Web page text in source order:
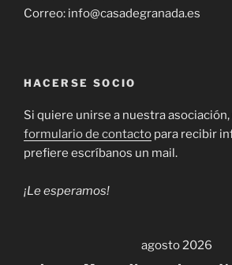
Correo: info@casadegranada.es
HACERSE SOCIO
Si quiere unirse a nuestra
formulario de contacto para recibir
prefiere escríbanos un mail.
¡Le esperamos!
agosto 2026